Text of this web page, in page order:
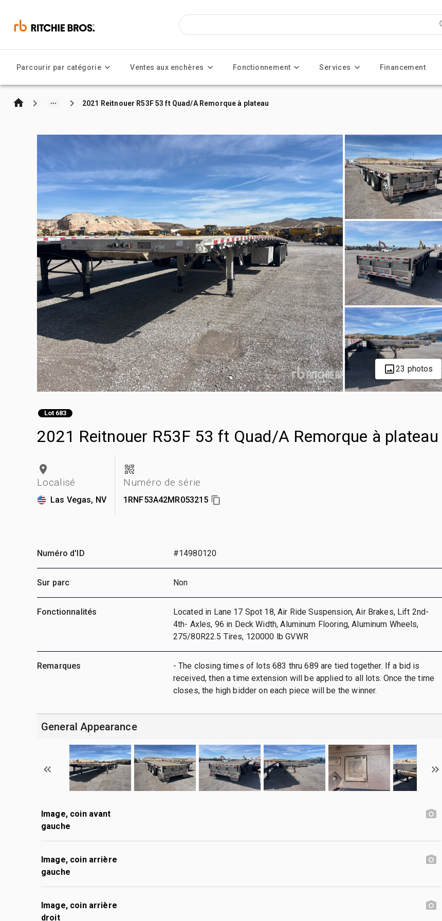
Parcourir par catégorie Ventes aux enchères Fonctionnement Services Financement
2021 Reitnouer R53F 53 ft Quad/A Remorque à plateau
23 photos
Lot 683
2021 Reitnouer R53F 53 ft Quad/A Remorque à plateau
Localisé
Las Vegas, NV
Numéro de série
1RNF53A42MR053215
Numéro d'ID #14980120
Sur parc Non
Fonctionnalités
Located in Lane 17 Spot 18, Air Ride Suspension, Air Brakes, Lift 2nd-
4th- Axles, 96 in Deck Width, Aluminum Flooring, Aluminum Wheels,
275/80R22.5 Tires, 120000 lb GVWR
Remarques
- The closing times of lots 683 thru 689 are tied together. If a bid is
received, then a time extension will be applied to all lots. Once the time
closes, the high bidder on each piece will be the winner.
General Appearance
Image, coin avant
gauche
Image, coin arrière
gauche
Image, coin arrière
droit